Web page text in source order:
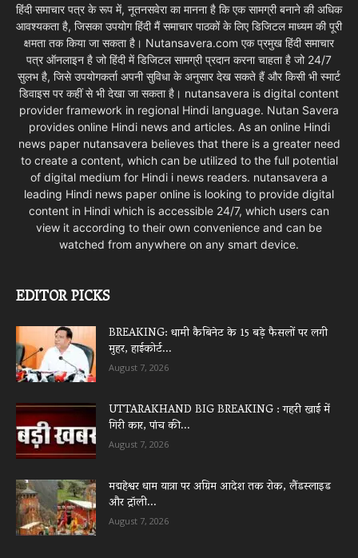
हिंदी समाचार पत्र के रूप में, नूतनसवेरा का मानना है कि एक सामग्री बनाने की अधिक
आवश्यकता है, जिसका उपयोग हिंदी मैं समाचार पाठकों के लिए डिजिटल माध्यम की पूरी
क्षमता तक किया जा सकता है। Nutansavera.com एक प्रमुख हिंदी समाचार
पत्र ऑनलाइन है जो हिंदी में डिजिटल सामग्री प्रदान करना चाहता है जो 24/7
सुलभ है, जिसे उपयोगकर्ता अपनी सुविधा के अनुसार देख सकते हैं और किसी भी स्मार्ट
डिवाइस पर कहीं से भी देखा जा सकता है। nutansavera is digital content
provider framework in regional Hindi language. Nutan Savera
provides online Hindi news and articles. As an online Hindi
news paper nutansavera believes that there is a greater need
to create a content, which can be utilized to the full potential
of digital medium for Hindi i news readers. nutansavera a
leading Hindi news paper online is looking to provide digital
content in Hindi which is accessible 24/7, which users can
view it according to their own convenience and can be
watched from anywhere on any smart device.
EDITOR PICKS
BREAKING: धामी कैबिनेट के 15 बड़े फैसलों पर लगी
मुहर, हाईकोर्ट...
August 7, 2026
UTTARAKHAND BIG BREAKING : गहरी खाई में
गिरी कार, पांच की...
August 7, 2026
मद्महेश्वर धाम यात्रा पर अग्रिम आदेश तक रोक, लैंडस्लाइड
और ट्रॉली...
August 7, 2026